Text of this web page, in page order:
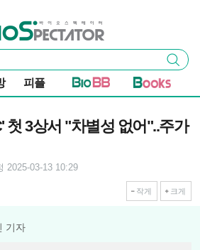
스펙테이터
검색
피플
첫 3상서 "차별성 없어"..주가
2025-03-13 10:29
작게 크게
기자